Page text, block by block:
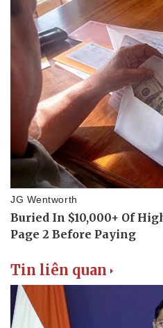
Thể thao
Tin liên quan